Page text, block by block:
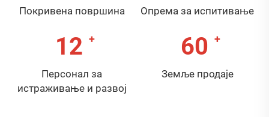
Покривена површина Опрема за испитивање
12
Персонал за
истраживање и развој
60
Земље продаје